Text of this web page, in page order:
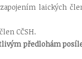
laických
CČSH.
předlohám